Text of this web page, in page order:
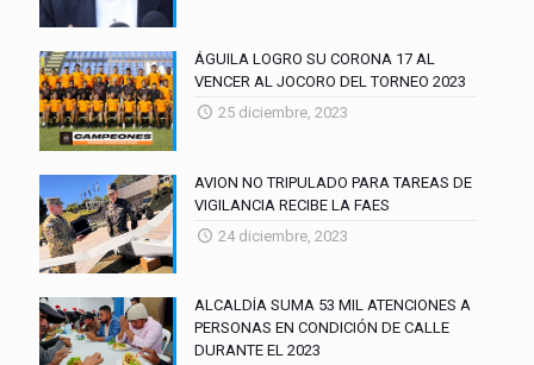
ÁGUILA LOGRO SU CORONA 17 AL
VENCER AL JOCORO DEL TORNEO 2023
25 diciembre, 2023
AVION NO TRIPULADO PARA TAREAS DE
VIGILANCIA RECIBE LA FAES
24 diciembre, 2023
ALCALDÍA SUMA 53 MIL ATENCIONES A
PERSONAS EN CONDICIÓN DE CALLE
DURANTE EL 2023